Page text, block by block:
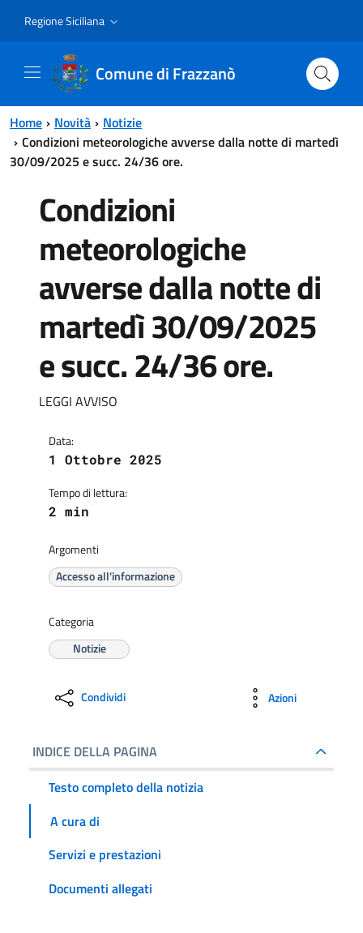
Regione Siciliana
Comune di Frazzanò
Home Novità
Notizie
Condizioni meteorologiche avverse dalla notte di martedì
30/09/2025 e succ. 24/36 ore.
Condizioni
meteorologiche
avverse dalla notte di
martedì 30/09/2025
e succ. 24/36 ore.
LEGGI AVVISO
Data:
1 Ottobre 2025
Tempo di lettura:
2 min
Argomenti
Accesso all'informazione
Categoria
Notizie
Condividi Azioni
INDICE DELLA PAGINA
Testo completo della notizia
A cura di
Servizi e prestazioni
Documenti allegati